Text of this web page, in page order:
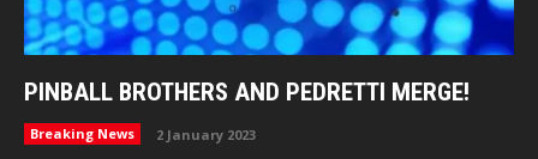
PINBALL BROTHERS AND PEDRETTI MERGE!
Breaking News 2 January 2023